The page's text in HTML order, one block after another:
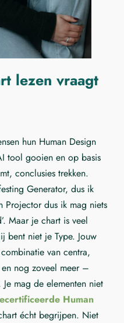
lezen vraagt
hun Human Design
tool gooien en op basis
conclusies trekken.
Generator, dus ik
Projector dus ik mag niets
Maar je chart is veel
bent niet je Type. Jouw
van centra,
nog zoveel meer –
mag de elementen niet
Human
écht begrijpen. Niet